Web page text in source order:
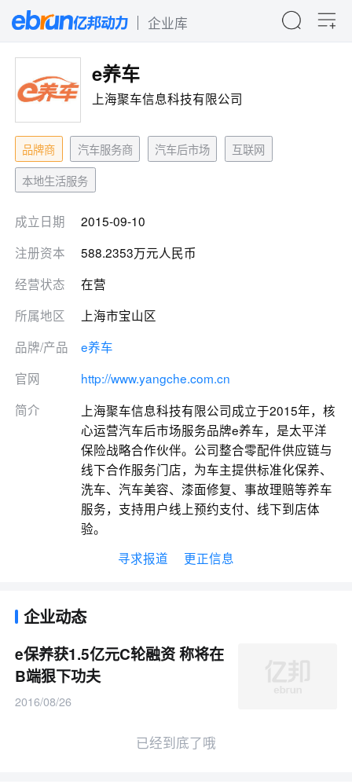
企业库
e养车
上海聚车信息科技有限公司
品牌商 汽车服务商 汽车后市场
互联网
本地生活服务
成立日期
2015-09-10
注册资本
588.2353万元人民币
经营状态
在营
所属地区
上海市宝山区
品牌/产品
e养车
官网
http://www.yangche.com.cn
简介
上海聚车信息科技有限公司成立于2015年，核
心运营汽车后市场服务品牌e养车，是太平洋
保险战略合作伙伴。公司整合零配件供应链与
线下合作服务门店，为车主提供标准化保养、
洗车、汽车美容、漆面修复、事故理赔等养车
服务，支持用户线上预约支付、线下到店体
验。
寻求报道
更正信息
企业动态
e保养获1.5亿元C轮融资 称将在
B端狠下功夫
2016/08/26
已经到底了哦